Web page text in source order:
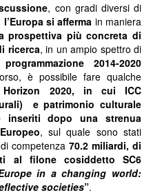
, con gradi diversi di
l’Europa si afferma in maniera
prospettiva più concreta di
ricerca, in un ampio spettro di
2014-2020
è possibile fare qualche
Horizon 2020, in cui ICC
e patrimonio culturale
inseriti dopo una strenua
, sul quale sono stati
competenza 70.2 miliardi, di
al filone cosiddetto SC6
in a changing world:
societies”.